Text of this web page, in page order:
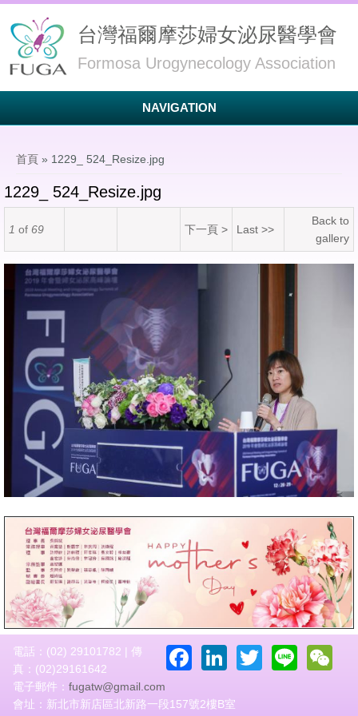
台灣福爾摩莎婦女泌尿醫學會
Formosa Urogynecology Association
NAVIGATION
首頁 » 1229_ 524_Resize.jpg
1229_ 524_Resize.jpg
1 of 69 下一頁 > Last >>
Back to
gallery
1229_ 524_Resize.jpg
Facebook
LinkedIn
Twitter
Line
電話：(02) 29101782 | 傳
真：(02)29161642
電子郵件： fugatw@gmail.com
會址：新北市新店區北新路一段157號2樓B室